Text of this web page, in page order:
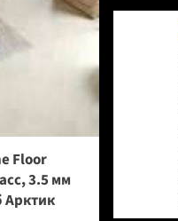
Floor
3.5 мм
Арктик